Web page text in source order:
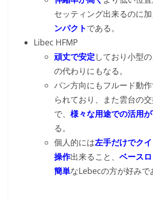
セッティング出来るのに加
ンパクトである。
Libec HFMP
頑丈で安定しており小型
の代わりにもなる。
パン方向にもフルード動
られており、また雲台の
で、 様々な用途での活用
る。
個人的には左手だけでク
操作出来ること、 ベース
簡単なLebecの方が好みで